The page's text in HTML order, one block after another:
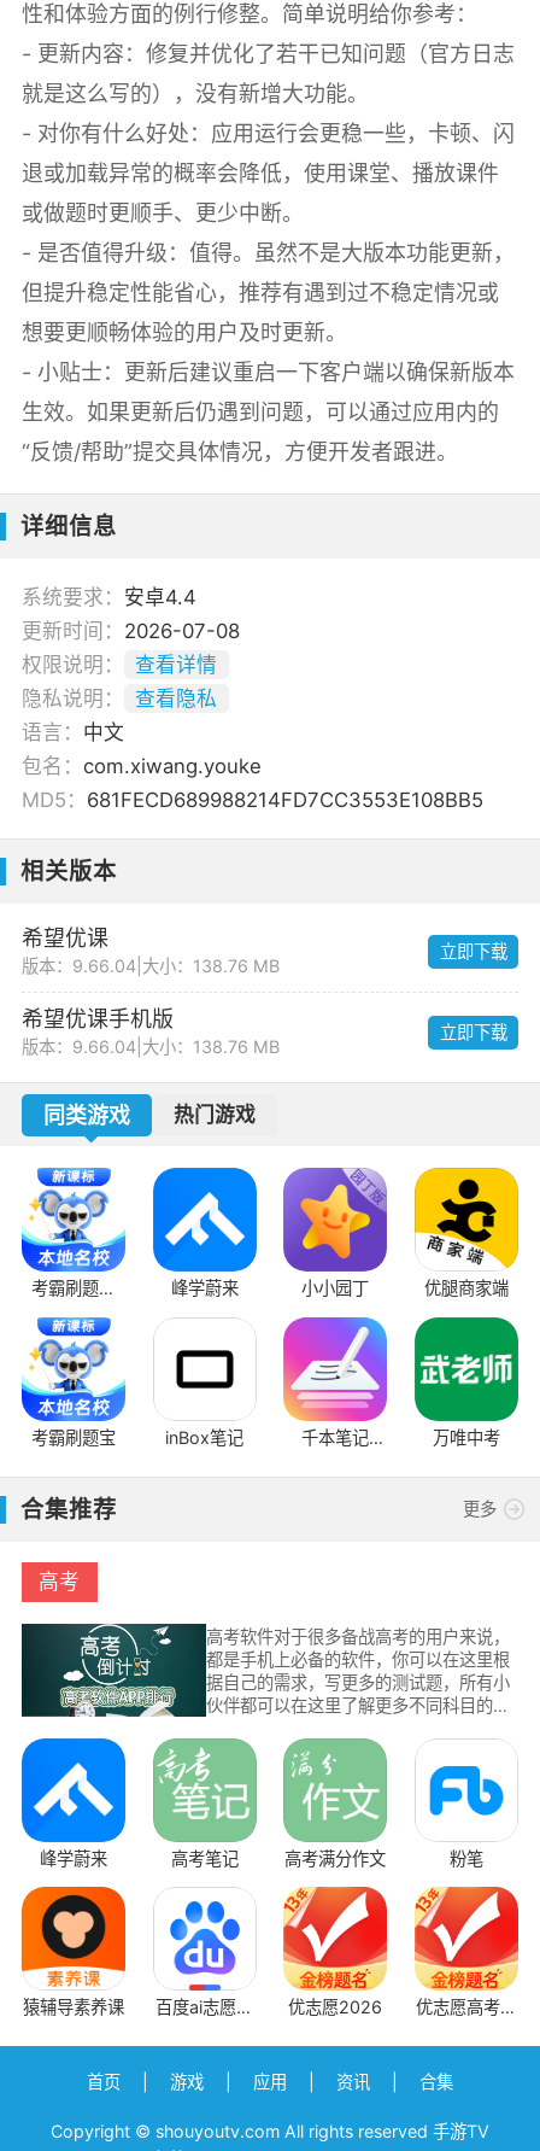
性和体验方面的例行修整。简单说明给你参考：
- 更新内容：修复并优化了若干已知问题（官方日志
就是这么写的），没有新增大功能。
- 对你有什么好处：应用运行会更稳一些，卡顿、闪
退或加载异常的概率会降低，使用课堂、播放课件
或做题时更顺手、更少中断。
- 是否值得升级：值得。虽然不是大版本功能更新，
但提升稳定性能省心，推荐有遇到过不稳定情况或
想要更顺畅体验的用户及时更新。
- 小贴士：更新后建议重启一下客户端以确保新版本
生效。如果更新后仍遇到问题，可以通过应用内的
“反馈/帮助”提交具体情况，方便开发者跟进。
详细信息
系统要求： 安卓4.4
更新时间： 2026-07-08
权限说明：
查看详情
隐私说明：
查看隐私
语言： 中文
包名： com.xiwang.youke
MD5： 681FECD689988214FD7CC3553E108BB5
相关版本
希望优课
版本：9.66.04| 大小：138.76 MB
立即下载
希望优课手机版
版本：9.66.04| 大小：138.76 MB
立即下载
同类游戏 热门游戏
考霸刷题宝
app
峰学蔚来 小小园丁 优腿商家端
考霸刷题宝 inBox笔记
千本笔记
万唯中考
合集推荐 更多
高考
高考软件对于很多备战高考的用户来说，
都是手机上必备的软件，你可以在这里根
据自己的需求，写更多的测试题，所有小
伙伴都可以在这里了解更多不同科目的测
可以在这里掌握更多的学习技巧。
峰学蔚来 高考笔记 高考满分作文 粉笔
猿辅导素养课
百度ai志愿填
优志愿2026
优志愿高考填
首页
游戏 应用 资讯 合集
Copyright © shouyoutv.com All rights reserved 手游TV